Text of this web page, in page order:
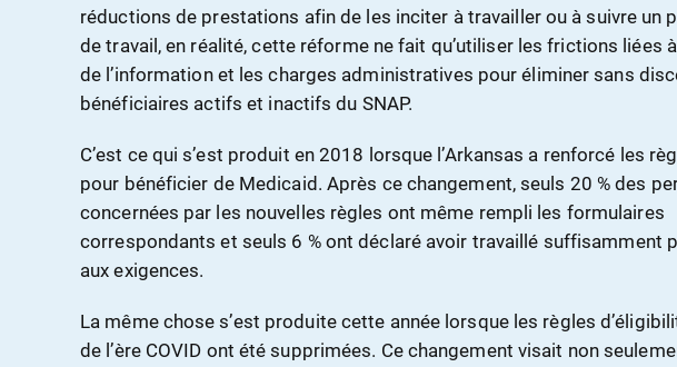
réductions de prestations afin de les inciter à travailler ou à suivre un
de travail, en réalité, cette réforme ne fait qu’utiliser les frictions liées
de l’information et les charges administratives pour éliminer sans
bénéficiaires actifs et inactifs du SNAP.
C’est ce qui s’est produit en 2018 lorsque l’Arkansas a renforcé les
pour bénéficier de Medicaid. Après ce changement, seuls 20 % des
concernées par les nouvelles règles ont même rempli les formulaires
correspondants et seuls 6 % ont déclaré avoir travaillé suffisamment
aux exigences.
La même chose s’est produite cette année lorsque les règles
de l’ère COVID ont été supprimées. Ce changement visait non